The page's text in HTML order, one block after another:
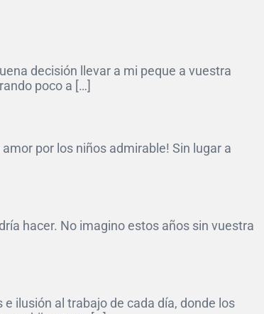
decisión llevar a mi peque a vuestra
poco a […]
por los niños admirable! Sin lugar a
hacer. No imagino estos años sin vuestra
ilusión al trabajo de cada día, donde los